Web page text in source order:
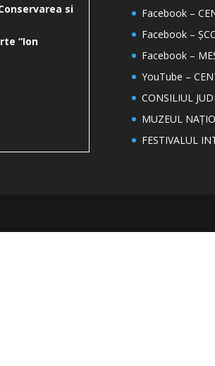
si
“Ion
Facebook –
Facebook –
Facebook –
YouTube –
CONSILIUL
MUZEUL
FESTIVALUL